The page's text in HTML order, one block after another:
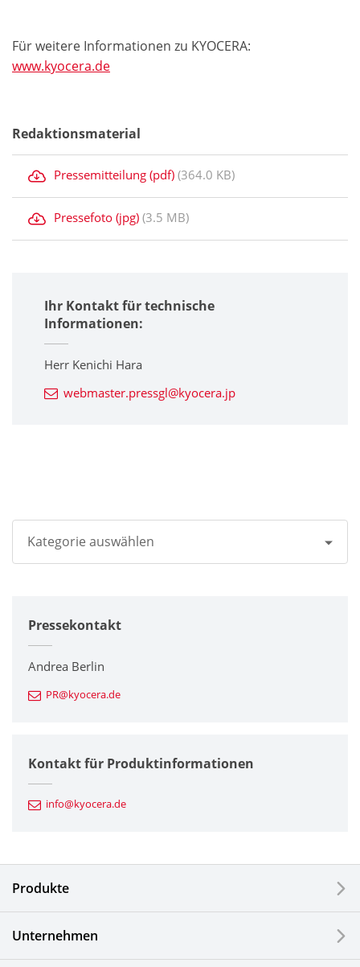
Für weitere Informationen zu KYOCERA:
www.kyocera.de
Redaktionsmaterial
Pressemitteilung (pdf) (364.0 KB)
Pressefoto (jpg) (3.5 MB)
Ihr Kontakt für technische
Informationen:
Herr Kenichi Hara
webmaster.pressgl@kyocera.jp
Kategorie auswählen
Unternehmen
Drucker / Multifunktionsgeräte
Feinkeramik-Komponenten
Automotive Komponenten
Elektronische Komponenten & Geräte
Pressekontakt
Andrea Berlin
PR@kyocera.de
Kontakt für Produktinformationen
info@kyocera.de
Produkte
Unternehmen